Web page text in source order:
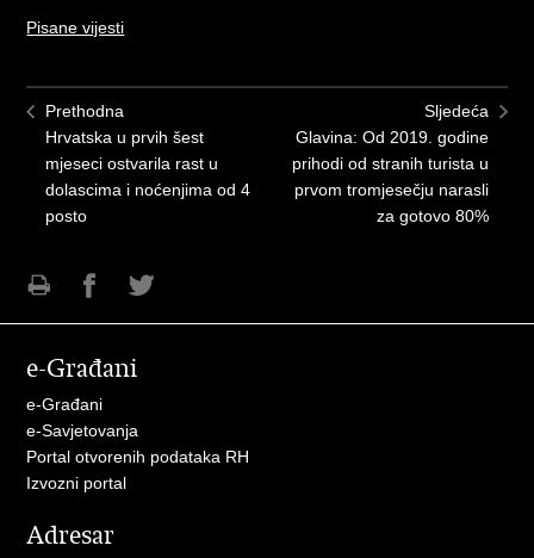
Pisane vijesti
Prethodna
Hrvatska u prvih šest
mjeseci ostvarila rast u
dolascima i noćenjima od 4
posto
Sljedeća
Glavina: Od 2019. godine
prihodi od stranih turista u
prvom tromjesečju narasli
za gotovo 80%
FacebookuTwitteru
e-Građani
e-Građani
e-Savjetovanja
Portal otvorenih podataka RH
Izvozni portal
Adresar